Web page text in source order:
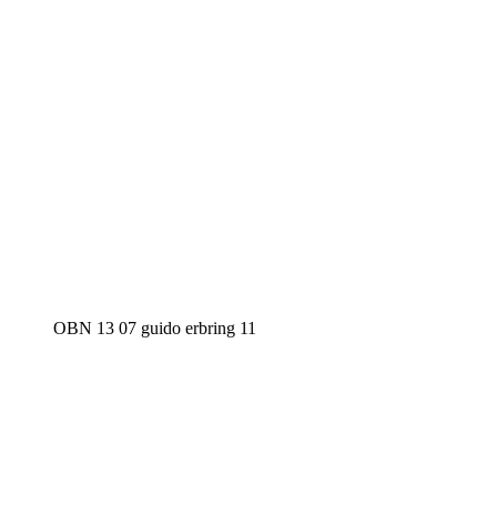
OBN 13 07 guido erbring 11